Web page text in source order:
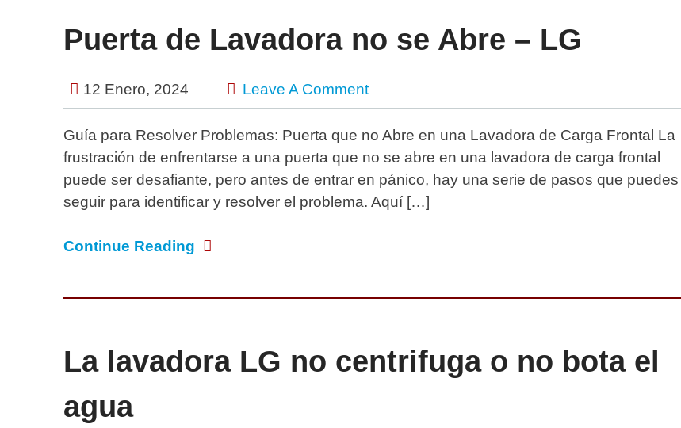
Puerta de Lavadora no se Abre – LG
12 Enero, 2024 Leave A Comment
Guía para Resolver Problemas: Puerta que no Abre en una Lavadora de Carga Frontal La
frustración de enfrentarse a una puerta que no se abre en una lavadora de carga frontal
puede ser desafiante, pero antes de entrar en pánico, hay una serie de pasos que puedes
seguir para identificar y resolver el problema. Aquí […]
Continue Reading
La lavadora LG no centrifuga o no bota el
agua